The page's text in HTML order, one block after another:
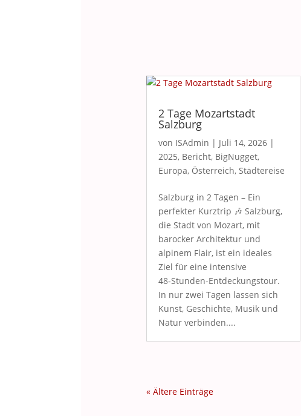
2 Tage Mozartstadt
Salzburg
von ISAdmin | Juli 14, 2026|
2025, Bericht, BigNugget,
Europa, Österreich, Städtereise
Salzburg in 2 Tagen – Ein
perfekter Kurztrip 🎶 Salzburg,
die Stadt von Mozart, mit
barocker Architektur und
alpinem Flair, ist ein ideales
Ziel für eine intensive
48‑Stunden-Entdeckungstour.
In nur zwei Tagen lassen sich
Kunst, Geschichte, Musik und
Natur verbinden....
« Ältere Einträge